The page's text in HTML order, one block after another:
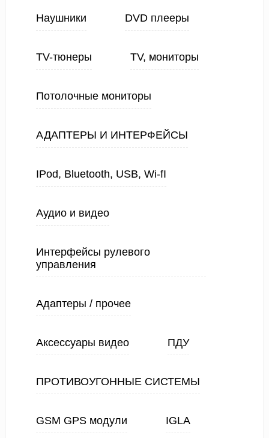
Наушники DVD плееры
TV-тюнеры TV, мониторы
Потолочные мониторы
АДАПТЕРЫ И ИНТЕРФЕЙСЫ
IPod, Bluetooth, USB, Wi-fI
Аудио и видео
Интерфейсы рулевого
управления
Адаптеры / прочее
Аксессуары видео ПДУ
ПРОТИВОУГОННЫЕ СИСТЕМЫ
GSM GPS модули IGLA